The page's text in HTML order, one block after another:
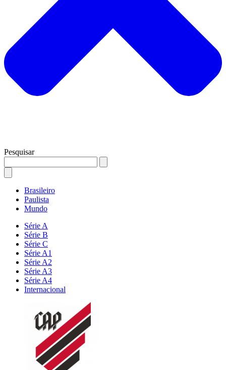
Pesquisar
Brasileiro
Paulista
Mundo
Série A
Série B
Série C
Série A1
Série A2
Série A3
Série A4
Internacional